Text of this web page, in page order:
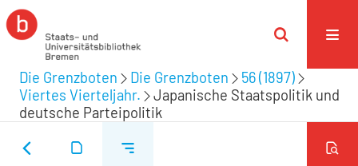
Die Grenzboten Die Grenzboten
56 (1897)
Viertes Vierteljahr.
Japanische Staatspolitik und
deutsche Parteipolitik